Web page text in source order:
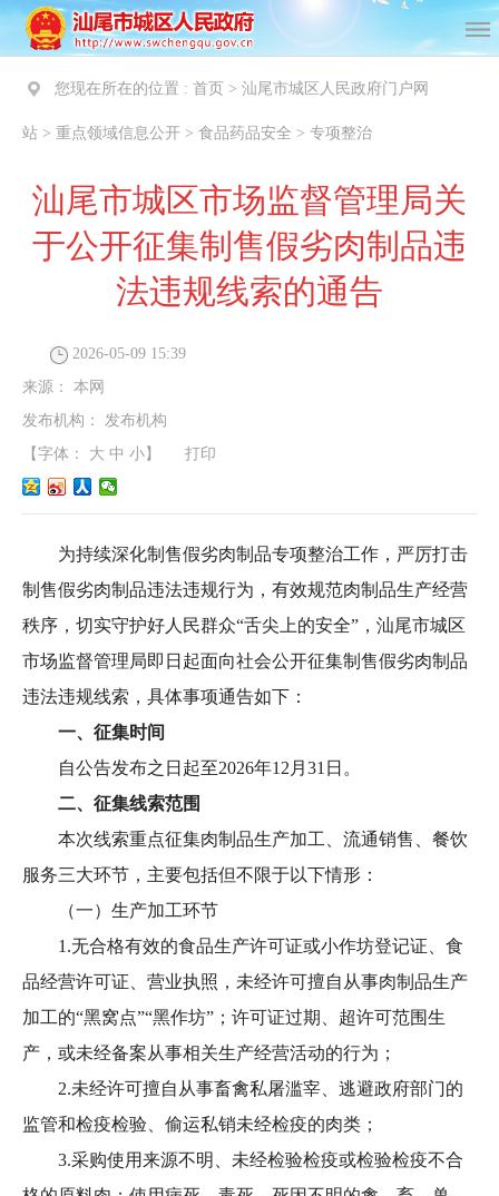
您现在所在的位置 : 首页 > 汕尾市城区人民政府门户网
站 > 重点领域信息公开 > 食品药品安全 > 专项整治
汕尾市城区市场监督管理局关
于公开征集制售假劣肉制品违
法违规线索的通告
2026-05-09 15:39
来源： 本网
发布机构： 发布机构
【字体： 大 中 小 】 打印
为持续深化制售假劣肉制品专项整治工作，严厉打击
制售假劣肉制品违法违规行为，有效规范肉制品生产经营
秩序，切实守护好人民群众“舌尖上的安全”，汕尾市城区
市场监督管理局即日起面向社会公开征集制售假劣肉制品
违法违规线索，具体事项通告如下：
一、征集时间
自公告发布之日起至2026年12月31日。
二、征集线索范围
本次线索重点征集肉制品生产加工、流通销售、餐饮
服务三大环节，主要包括但不限于以下情形：
（一）生产加工环节
1.无合格有效的食品生产许可证或小作坊登记证、食
品经营许可证、营业执照，未经许可擅自从事肉制品生产
加工的“黑窝点”“黑作坊”；许可证过期、超许可范围生
产，或未经备案从事相关生产经营活动的行为；
2.未经许可擅自从事畜禽私屠滥宰、逃避政府部门的
监管和检疫检验、偷运私销未经检疫的肉类；
3.采购使用来源不明、未经检验检疫或检验检疫不合